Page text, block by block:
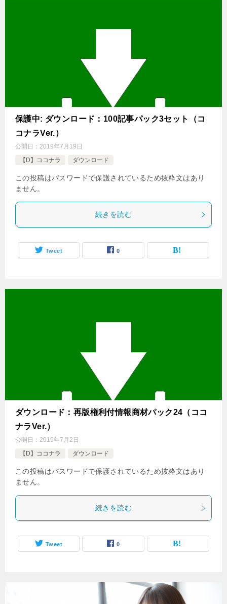
保護中: ダウンロード：100記事パック3セット（コ
コナラVer.）
公開日： 2019年7月19日
【D】ココナラ
ダウンロード
この投稿はパスワードで保護されているため抜粋文はあり
ません。
続きを読む
Tweet 0
ダウンロード：再版権利付情報商材パック24（ココ
ナラVer.）
公開日： 2019年7月2日
【D】ココナラ
ダウンロード
この投稿はパスワードで保護されているため抜粋文はあり
ません。
続きを読む
Tweet 0